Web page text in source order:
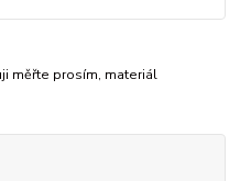
měřte prosím, materiál